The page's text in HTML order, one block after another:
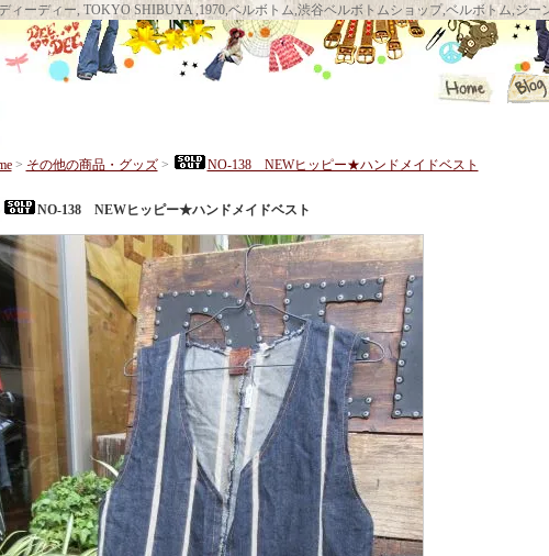
谷ディーディー, TOKYO SHIBUYA ,1970,ベルボトム,渋谷ベルボトムショップ,ベルボトム,
> その他の商品・グッズ> NO-138 NEWヒッピー★ハンドメイドベスト
NO-138 NEWヒッピー★ハンドメイドベスト